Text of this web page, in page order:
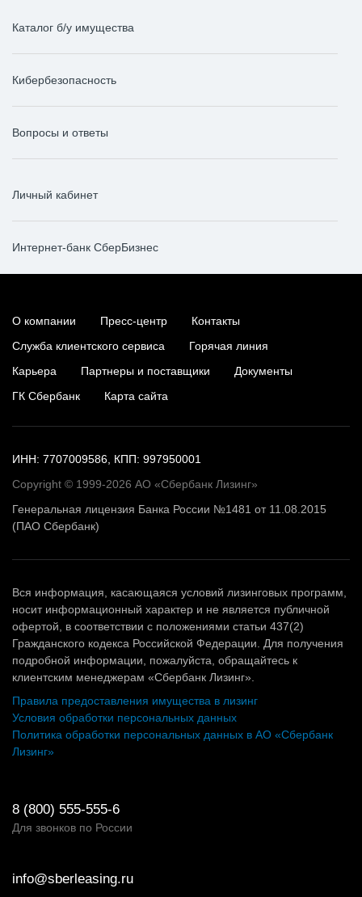
Каталог б/у имущества
Кибербезопасность
Вопросы и ответы
Личный кабинет
Интернет-банк СберБизнес
О компании Пресс-центр
Контакты
Служба клиентского сервиса
Горячая линия
Карьера
Партнеры и поставщики
Документы
ГК Сбербанк
Карта сайта
ИНН: 7707009586, КПП: 997950001
Copyright © 1999-2026 АО «Сбербанк Лизинг»
Генеральная лицензия Банка России №1481 от 11.08.2015
(ПАО Сбербанк)
Вся информация, касающаяся условий лизинговых программ,
носит информационный характер и не является публичной
офертой, в соответствии с положениями статьи 437(2)
Гражданского кодекса Российской Федерации. Для получения
подробной информации, пожалуйста, обращайтесь к
клиентским менеджерам «Сбербанк Лизинг».
Правила предоставления имущества в лизинг
Условия обработки персональных данных
Политика обработки персональных данных в АО «Сбербанк
Лизинг»
8 (800) 555-555-6
Для звонков по России
info@sberleasing.ru